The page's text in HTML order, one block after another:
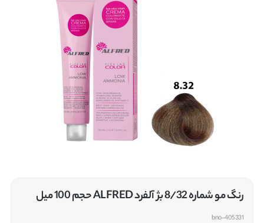
رنگ مو شماره 8/32 بژ آلفرد ALFRED حجم 100 میل
bno-405331